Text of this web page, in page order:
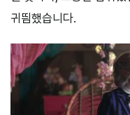
귀띔했습니다.